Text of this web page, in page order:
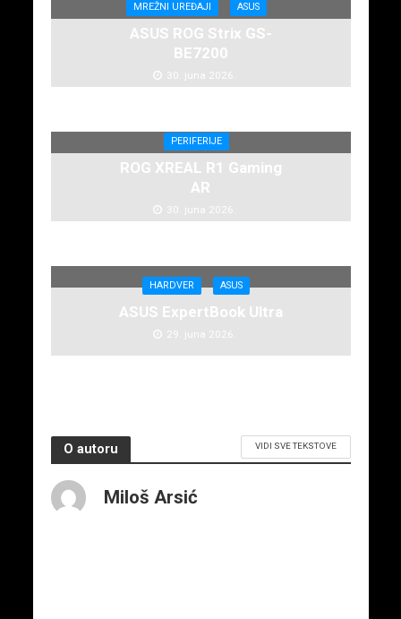
MREŽNI UREĐAJI ASUS
ASUS ROG Strix GS-
BE7200
30. juna 2026.
PERIFERIJE
ROG XREAL R1 Gaming
AR
30. juna 2026.
HARDVER ASUS
ASUS ExpertBook Ultra
29. juna 2026.
O autoru VIDI SVE TEKSTOVE
Miloš Arsić